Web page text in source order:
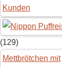
Kunden
(129)
Mettbrötchen mit